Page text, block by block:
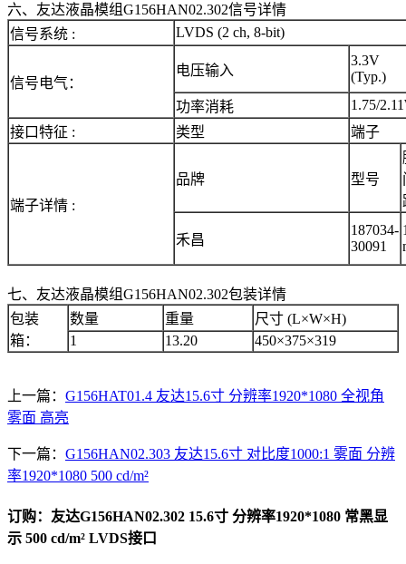
六、友达液晶模组G156HAN02.302信号详情
信号系统 :
LVDS (2 ch, 8-bit)
信号电气：
电压输入
3.3V
(Typ.)
功率消耗
1.75/
接口特征 :
类型 端子
端子详情 :
品牌 型号
禾昌
187034-
30091
七、友达液晶模组G156HAN02.302包装详情
包装
箱：
数量 重量
尺寸 (L×W×H)
1
13.20 450×375×319
上一篇： G156HAT01.4 友达15.6寸 分辨率1920*1080 全视角
雾面 高亮
下一篇： G156HAN02.303 友达15.6寸 对比度1000:1 雾面 分辨
率1920*1080 500 cd/m²
订购：友达G156HAN02.302 15.6寸 分辨率1920*1080 常黑显
示 500 cd/m² LVDS接口